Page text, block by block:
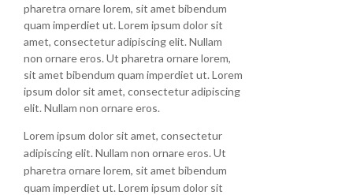
pharetra ornare lorem, sit amet bibendum
quam imperdiet ut. Lorem ipsum dolor sit
amet, consectetur adipiscing elit. Nullam
non ornare eros. Ut pharetra ornare lorem,
sit amet bibendum quam imperdiet ut. Lorem
ipsum dolor sit amet, consectetur adipiscing
elit. Nullam non ornare eros.
Lorem ipsum dolor sit amet, consectetur
adipiscing elit. Nullam non ornare eros. Ut
pharetra ornare lorem, sit amet bibendum
quam imperdiet ut. Lorem ipsum dolor sit